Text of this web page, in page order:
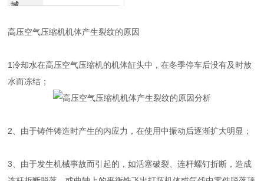
域
高压空气压缩机机体产生裂纹的原因
1冷却水在高压空气压缩机的机体缸头中，在冬季停车后没有及时放
水而冻结；
2、由于铸件铸造时产生的内应力，在使用中振动后逐渐扩大明显；
3、由于发生机械事故而引起的，如活塞破裂、连杆螺钉折断，造成